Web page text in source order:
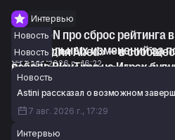
Интервью
syndereN про сброс
значительных изменений за
7 авг. 2026 г., 16:22
Новость
«Легко для Abed» — в
победе PlayTime на Играх
7 авг. 2026 г., 14:56
Новость
SumaiL пожаловался на
на The International 2026
7 авг. 2026 г., 14:55
Новости
Новость
Astini рассказал о возможном
7 авг. 2026 г., 17:29
Интервью